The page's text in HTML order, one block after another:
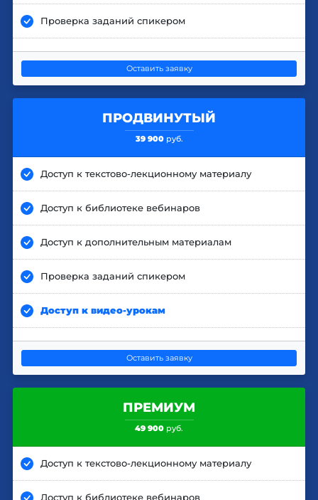
Проверка заданий спикером
Оставить заявку
ПРОДВИНУТЫЙ
39 900 руб.
Доступ к текстово-лекционному материалу
Доступ к библиотеке вебинаров
Доступ к дополнительным материалам
Проверка заданий спикером
Доступ к видео-урокам
Оставить заявку
ПРЕМИУМ
49 900 руб.
Доступ к текстово-лекционному материалу
Доступ к библиотеке вебинаров